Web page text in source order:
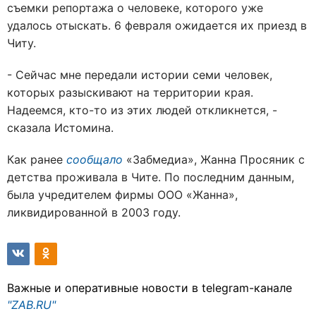
съемки репортажа о человеке, которого уже
удалось отыскать. 6 февраля ожидается их приезд в
Читу.
- Сейчас мне передали истории семи человек,
которых разыскивают на территории края.
Надеемся, кто-то из этих людей откликнется, -
сказала Истомина.
Как ранее сообщало «Забмедиа», Жанна Просяник с
детства проживала в Чите. По последним данным,
была учредителем фирмы ООО «Жанна»,
ликвидированной в 2003 году.
Важные и оперативные новости в telegram-канале
"ZAB.RU"